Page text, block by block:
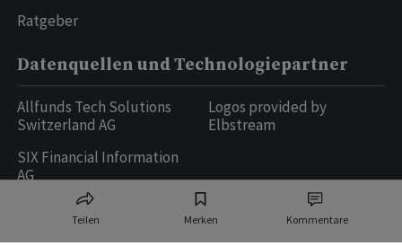
Teilen Merken Kommentare
Ratgeber
Datenquellen und Technologiepartner
Allfunds Tech Solutions
Switzerland AG
SIX Financial Information
AG
Logos provided by
Elbstream
Ringier AG | Ringier Medien Schweiz